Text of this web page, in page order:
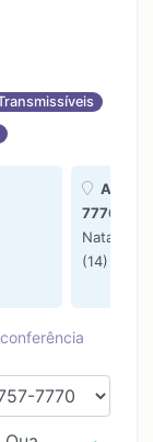
7770
Natal RN
(14)